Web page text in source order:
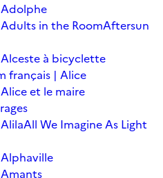
in the RoomAftersun
à bicyclette
français | Alice
et le maire
All We Imagine As Light